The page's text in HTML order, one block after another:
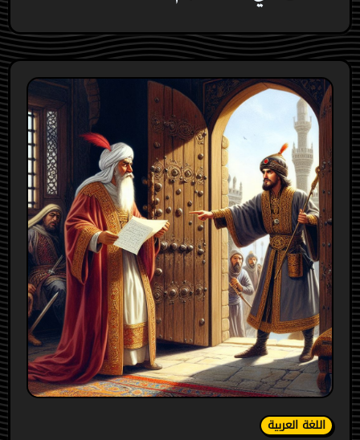
اللغة العربية